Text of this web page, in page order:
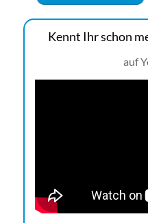
Kennt Ihr schon
auf